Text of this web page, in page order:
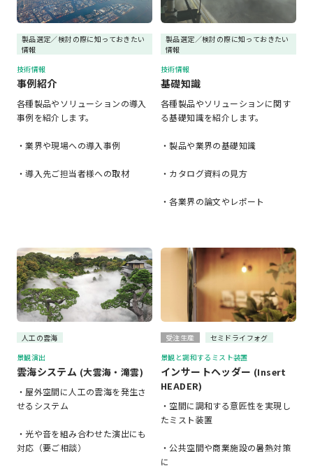
製品選定／検討の際に知っておきたい
情報
技術情報
事例紹介
各種製品やソリューションの導入
事例を紹介します。
・業界や現場への導入事例
・導入先ご担当者様への取材
製品選定／検討の際に知っておきたい
情報
技術情報
基礎知識
各種製品やソリューションに関す
る基礎知識を紹介します。
・製品や業界の基礎知識
・カタログ資料の見方
・各業界の論文やレポート
人工の雲海
景観演出
雲海システム (大雲海・滝雲)
・屋外空間に人工の雲海を発生さ
せるシステム
・光や音を組み合わせた演出にも
対応（要ご相談）
受注生産
セミドライフォグ
景観と調和するミスト装置
インサートヘッダー (Insert
HEADER)
・空間に調和する意匠性を実現し
たミスト装置
・公共空間や商業施設の暑熱対策
に